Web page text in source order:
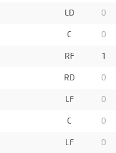
LD 0
C 0
RF 1
RD 0
LF 0
C 0
LF 0